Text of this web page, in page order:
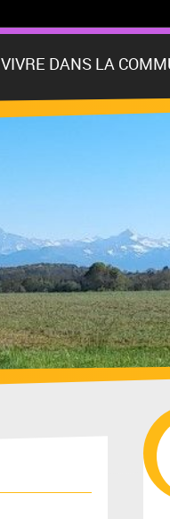
VIVRE DANS LA